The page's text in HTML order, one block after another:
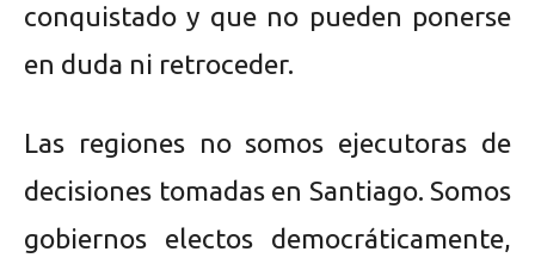
conquistado y que no pueden ponerse
en duda ni retroceder.
Las regiones no somos ejecutoras de
decisiones tomadas en Santiago. Somos
gobiernos electos democráticamente,